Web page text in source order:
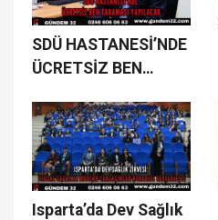
SDÜ HASTANESİ’NDE
ÜCRETSİZ BEN
YAPILACAK
Isparta’da Dev Sağlık